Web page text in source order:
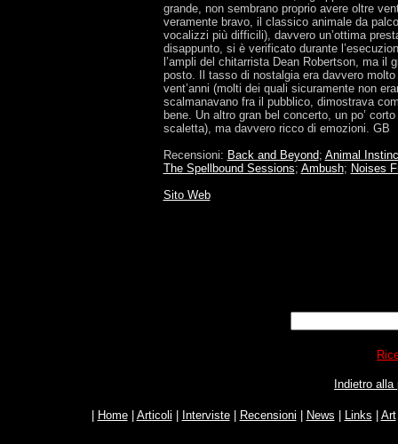
grande, non sembrano proprio avere oltre
veramente bravo, il classico animale da
vocalizzi più difficili), davvero un’ottima
disappunto, si è verificato durante
l’ampli del chitarrista Dean Robertson, ma il
posto. Il tasso di nostalgia era davvero
vent’anni (molti dei quali sicuramente non
scalmanavano fra il pubblico, dimostrava
bene. Un altro gran bel concerto, un po’
scaletta), ma davvero ricco di emozioni. GB
Recensioni: Back and Beyond; Animal
The Spellbound Sessions; Ambush; Noises
Sito Web
Indietro
Home| Articoli Interviste| Recensioni News Links Art